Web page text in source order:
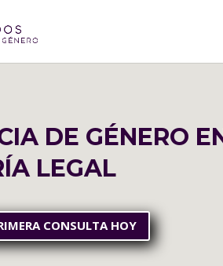
DE GÉNERO
LEGAL
CONSULTA HOY